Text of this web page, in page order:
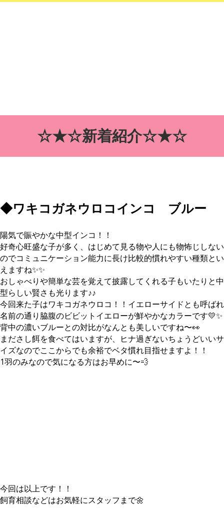
☆★☆新着紹介☆★☆
◆ワキコガネウロコインコ ブルー
陽気で賑やかな中型インコ！！
好奇心旺盛な子が多く、はじめて見る物や人にも物怖じしない
のでコミュニケーション能力に長け比較的慣れやすい種類とい
えますね✨✨
おしゃべりや簡単な芸を覚えて披露してくれる子もいたりと中
型らしい賢さも光ります♪♪
今回来た子はワキコガネウロコ！！イエローサイドとも呼ばれ
名前の通り脇腹のビビットイエローが鮮やかなカラーです💛✨
背中の濃いブルーとの対比がなんとも美しいですね〜👀
まださし餌を食べてはいますが、ヒナ過ぎないちょうどいいサ
イズなのでここからでも余裕でベタ慣れ目指せますよ！！
1羽のみなので気になる方はお早めに〜💨
今回は以上です！！
飼育相談などはお気軽にスタッフまで🌼